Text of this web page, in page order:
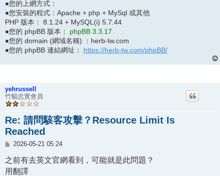
●您的上網方式：
●您安裝的程式：Apache + php + MySql 或其他
PHP 版本： 8.1.24 + MySQL(i) 5.7.44
●您的 phpBB 版本： phpBB 3.3.17
●您的 domain (網域名稱) ：herb-tw.com
●您的 phpBB 連結網址： https://herb-tw.com/phpBB/
yehrussell
竹貓忠實會員
Re: 請問駭客攻擊？Resource Limit Is
Reached
文
2026-05-21 05:24
之前有去英文官網看到，可能就是此問題？
用翻譯